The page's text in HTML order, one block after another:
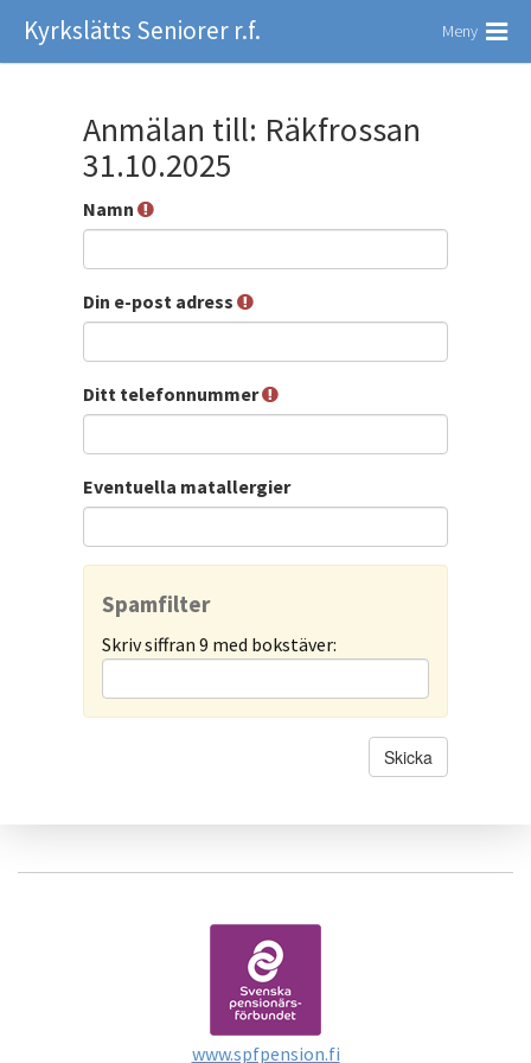
Kyrkslätts Seniorer r.f. Meny
Anmälan till: Räkfrossan
31.10.2025
Namn
Din e-post adress
Ditt telefonnummer
Eventuella matallergier
Spamfilter
Skriv siffran 9 med bokstäver:
www.spfpension.fi